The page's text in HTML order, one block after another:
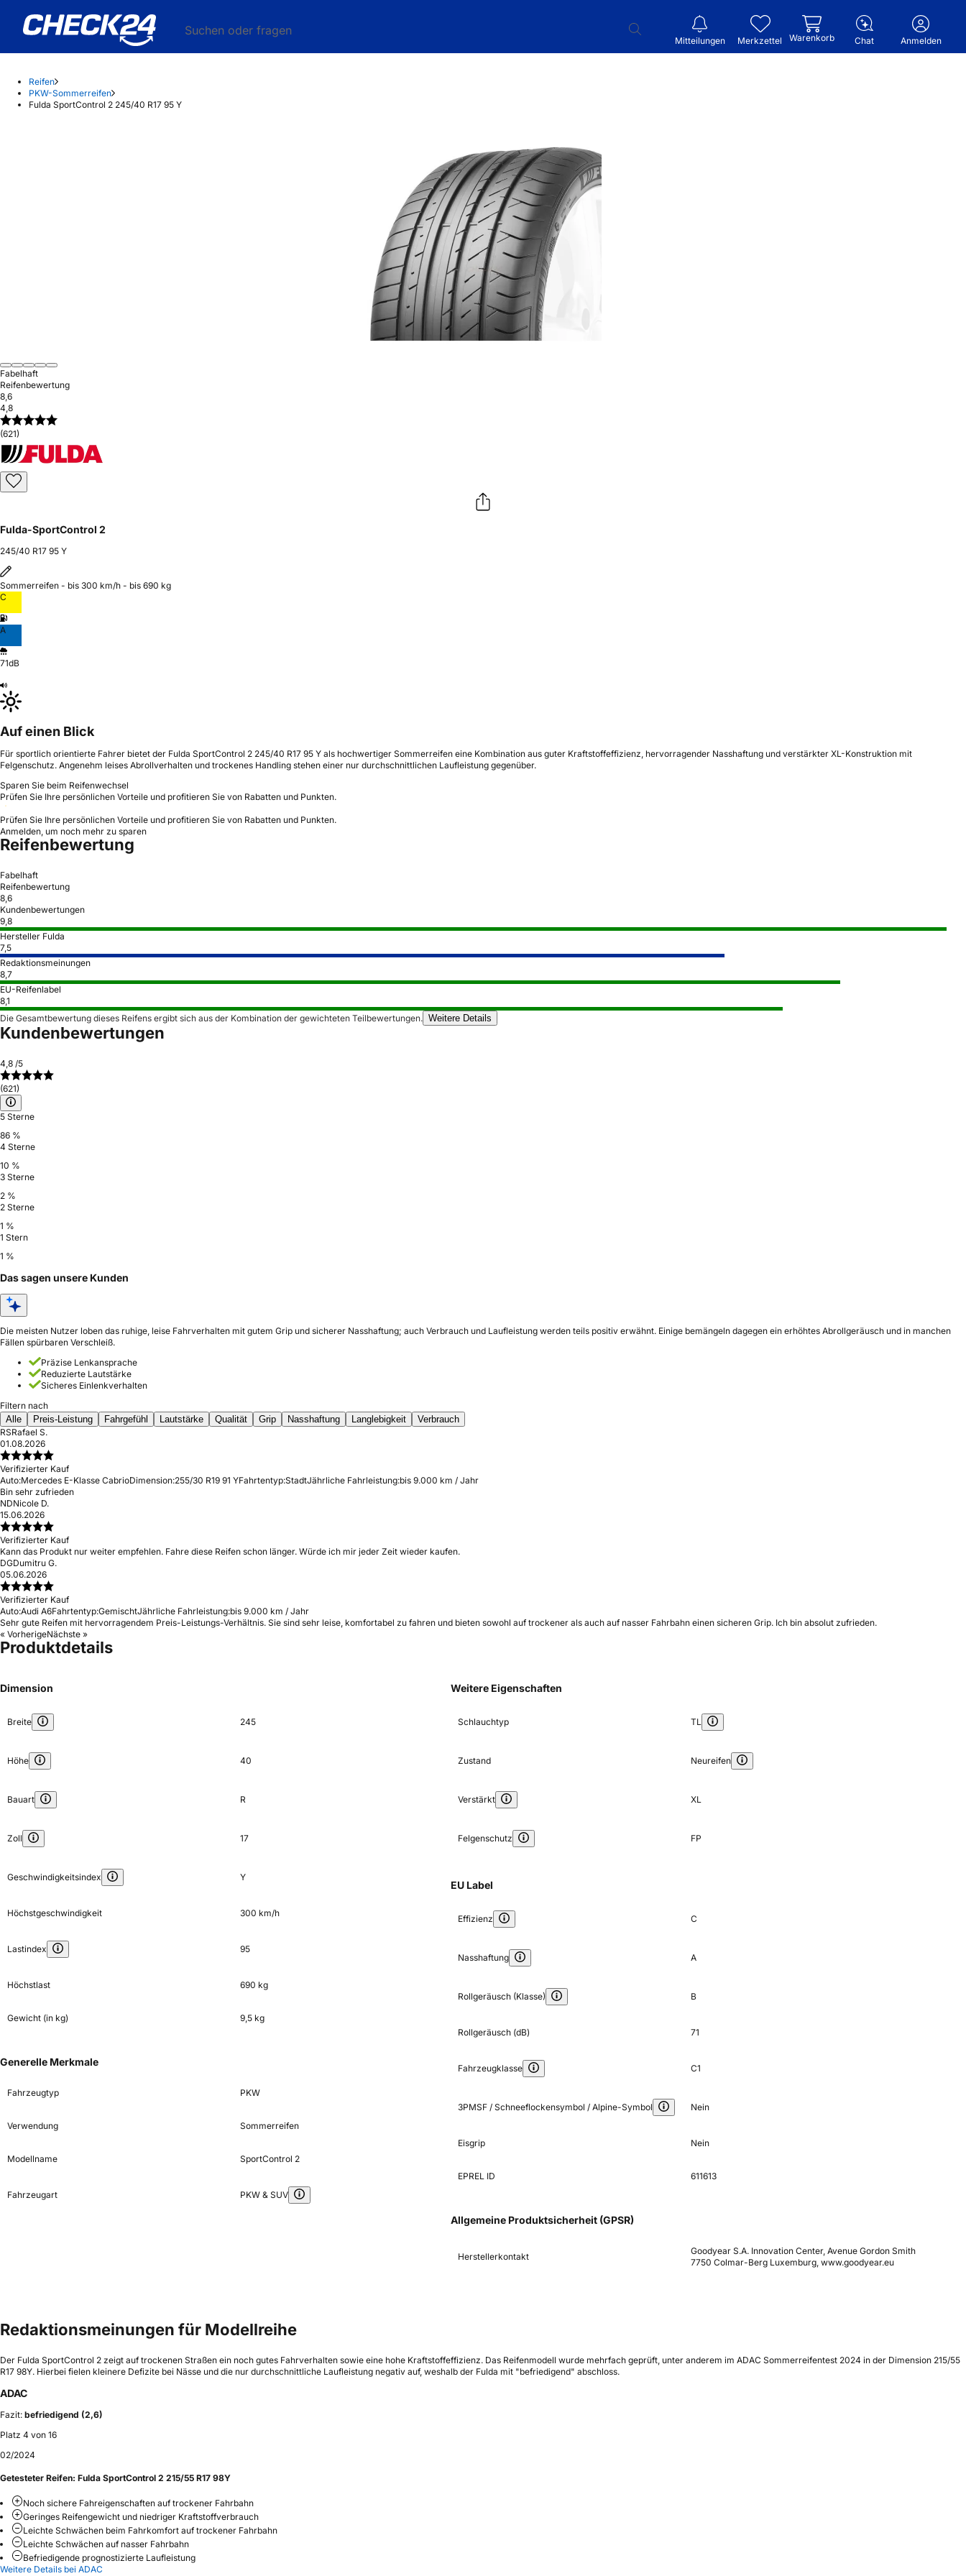
Suchen oder fragen
Mitteilungen Merkzettel Warenkorb Chat Anmelden
Reifen
PKW-Sommerreifen
Fulda SportControl 2 245/40 R17 95 Y
Fabelhaft
Reifenbewertung
8,6
4,8
(621)
Fulda-SportControl 2
245/40 R17 95 Y
Sommerreifen - bis 300 km/h - bis 690 kg
C
A
71dB
Auf einen Blick
Für sportlich orientierte Fahrer bietet der Fulda SportControl 2 245/40 R17 95 Y als hochwertiger Sommerreifen eine Kombination aus guter Kraftstoffeffizienz, hervorragender Nasshaftung und verstärkter XL-Konstruktion mit
Felgenschutz. Angenehm leises Abrollverhalten und trockenes Handling stehen einer nur durchschnittlichen Laufleistung gegenüber.
Sparen Sie beim Reifenwechsel
Prüfen Sie Ihre persönlichen Vorteile und profitieren Sie von Rabatten und Punkten.
Prüfen Sie Ihre persönlichen Vorteile und profitieren Sie von Rabatten und Punkten.
Anmelden, um noch mehr zu sparen
Reifenbewertung
Fabelhaft
Reifenbewertung
8,6
Kundenbewertungen
9,8
Hersteller Fulda
7,5
Redaktionsmeinungen
8,7
EU-Reifenlabel
8,1
Die Gesamtbewertung dieses Reifens ergibt sich aus der Kombination der gewichteten Teilbewertungen. Weitere Details
Kundenbewertungen
4,8 /5
(621)
5 Sterne
86 %
4 Sterne
10 %
3 Sterne
2 %
2 Sterne
1 %
1 Stern
1 %
Das sagen unsere Kunden
Die meisten Nutzer loben das ruhige, leise Fahrverhalten mit gutem Grip und sicherer Nasshaftung; auch Verbrauch und Laufleistung werden teils positiv erwähnt. Einige bemängeln dagegen ein erhöhtes Abrollgeräusch und in manchen
Fällen spürbaren Verschleiß.
Präzise Lenkansprache
Reduzierte Lautstärke
Sicheres Einlenkverhalten
Filtern nach
Alle
Preis-Leistung Fahrgefühl Lautstärke Qualität Grip Nasshaftung Langlebigkeit
Verbrauch
RSRafael S.
01.08.2026
Verifizierter Kauf
Auto:Mercedes E-Klasse CabrioDimension:255/30 R19 91 YFahrtentyp:StadtJährliche Fahrleistung:bis 9.000 km / Jahr
Bin sehr zufrieden
NDNicole D.
15.06.2026
Verifizierter Kauf
Kann das Produkt nur weiter empfehlen. Fahre diese Reifen schon länger. Würde ich mir jeder Zeit wieder kaufen.
DGDumitru G.
05.06.2026
Verifizierter Kauf
Auto:Audi A6Fahrtentyp:GemischtJährliche Fahrleistung:bis 9.000 km / Jahr
Sehr gute Reifen mit hervorragendem Preis-Leistungs-Verhältnis. Sie sind sehr leise, komfortabel zu fahren und bieten sowohl auf trockener als auch auf nasser Fahrbahn einen sicheren Grip. Ich bin absolut zufrieden.
« VorherigeNächste »
Produktdetails
Dimension
Breite 245
Höhe 40
Bauart R
Zoll 17
Geschwindigkeitsindex Y
Höchstgeschwindigkeit 300 km/h
Lastindex 95
Höchstlast 690 kg
Gewicht (in kg) 9,5 kg
Generelle Merkmale
Fahrzeugtyp PKW
Verwendung Sommerreifen
Modellname SportControl 2
Fahrzeugart PKW & SUV
Weitere Eigenschaften
Schlauchtyp TL
Zustand Neureifen
Verstärkt XL
Felgenschutz FP
EU Label
Effizienz C
Nasshaftung A
Rollgeräusch (Klasse) B
Rollgeräusch (dB) 71
Fahrzeugklasse C1
3PMSF / Schneeflockensymbol / Alpine-Symbol Nein
Eisgrip Nein
EPREL ID 611613
Allgemeine Produktsicherheit (GPSR)
Herstellerkontakt
Goodyear S.A. Innovation Center, Avenue Gordon Smith
7750 Colmar-Berg Luxemburg, www.goodyear.eu
Redaktionsmeinungen für Modellreihe
Der Fulda SportControl 2 zeigt auf trockenen Straßen ein noch gutes Fahrverhalten sowie eine hohe Kraftstoffeffizienz. Das Reifenmodell wurde mehrfach geprüft, unter anderem im ADAC Sommerreifentest 2024 in der Dimension 215/55
R17 98Y. Hierbei fielen kleinere Defizite bei Nässe und die nur durchschnittliche Laufleistung negativ auf, weshalb der Fulda mit "befriedigend" abschloss.
ADAC
Fazit: befriedigend (2,6)
Platz 4 von 16
02/2024
Getesteter Reifen: Fulda SportControl 2 215/55 R17 98Y
Noch sichere Fahreigenschaften auf trockener Fahrbahn
Geringes Reifengewicht und niedriger Kraftstoffverbrauch
Leichte Schwächen beim Fahrkomfort auf trockener Fahrbahn
Leichte Schwächen auf nasser Fahrbahn
Befriedigende prognostizierte Laufleistung
Weitere Details bei ADAC